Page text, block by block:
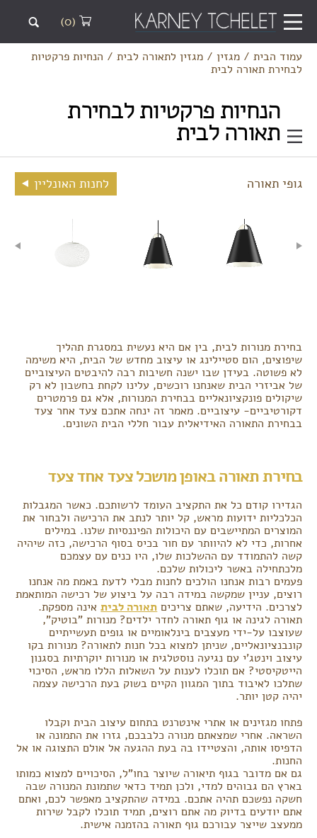
(0)
עמוד הבית/ מגזין/ מגזין לתאורה לבית/ הנחיות פרקטיות
לבחירת תאורה לבית
הנחיות פרקטיות לבחירת
תאורה לבית
גופי תאורה לחנות האונליין
בחירת מנורות לבית, בין אם היא נעשית במסגרת תהליך
שיפוצים, הום סטיילינג או עיצוב מחדש של הבית, היא משימה
לא פשוטה. בעידן שבו ישנה חשיבות רבה להיבטים העיצוביים
של אביזרי הבית שאנחנו רוכשים, עלינו לקחת בחשבון לא רק
שיקולים פונקציונאליים בבחירת המנורות, אלא גם פרמטרים
דקורטיביים- עיצוביים. מאמר זה ינחה אתכם צעד אחר צעד
בבחירת התאורה האידיאלית עבור חללי הבית השונים.
בחירת תאורה באופן מושכל צעד אחד צעד
הגדירו קודם כל את התקציב העומד לרשותכם. כאשר המגבלות
הכלכליות ידועות מראש, קל יותר לנתב את הרכישה ולבחור את
המוצרים המתיישבים עם היכולות הפיננסיות שלנו. במילים
אחרות, כדי לא להיוותר עם חור בכיס בסוף הרכישה, כזה שיהיה
קשה להתמודד עם ההשלכות שלו, היו כנים עם עצמכם
מלכתחילה באשר ליכולות שלכם.
פעמים רבות אנחנו הולכים לחנות מבלי לדעת באמת מה אנחנו
רוצים, עניין שמקשה במידה רבה על ביצוע של רכישה המותאמת
לצרכים. הידיעה, שאתם צריכיםתאורה לביתאינה מספקת.
תאורה לגינה או גוף תאורה לחדר ילדים? מנורות "בוטיק",
שעוצבו על-ידי מעצבים בינלאומיים או גופים תעשייתיים
קונבנציונאליים, שניתן למצוא בכל חנות לתאורה? מנורות בקו
עיצוב וינטג'י עם נגיעה נוסטלגית או מנורות יוקרתיות בסגנון
הייטקיסטי? אם תוכלו לענות על השאלות הללו מראש, הסיכוי
שתלכו לאיבוד בתוך המגוון הקיים בשוק בעת הרכישה עצמה
יהיה קטן יותר.
פתחו מגזינים או אתרי אינטרנט בתחום עיצוב הבית וקבלו
השראה. אחרי שמצאתם מנורה כלבבכם, גזרו את התמונה או
הדפיסו אותה, והצטיידו בה בעת ההגעה אל אולם התצוגה או אל
החנות.
גם אם מדובר בגוף תיאורה שיוצר בחו"ל, הסיכויים למצוא כמותו
בארץ הם גבוהים למדי, ולכן תמיד כדאי שתמונת המנורה שבה
חשקה נפשכם תהיה אתכם. במידה שהתקציב מאפשר לכם, ואתם
אתם יודעים בדיוק מה אתם רוצים, תמיד תוכלו לקבל שירות
ממעצב שייצר עבורכם גוף תאורה בהזמנה אישית.